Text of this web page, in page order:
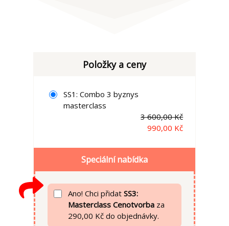
Položky a ceny
SS1: Combo 3 byznys
masterclass
3 600,00 Kč
990,00 Kč
Speciální nabídka
Ano! Chci přidat SS3:
Masterclass Cenotvorbaza
290,00 Kč do objednávky.